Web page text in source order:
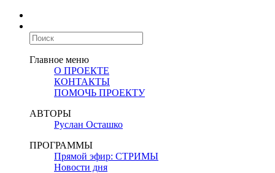
Главное меню
О ПРОЕКТЕ
КОНТАКТЫ
ПОМОЧЬ ПРОЕКТУ
АВТОРЫ
Руслан Осташко
ПРОГРАММЫ
Прямой эфир: СТРИМЫ
Новости дня